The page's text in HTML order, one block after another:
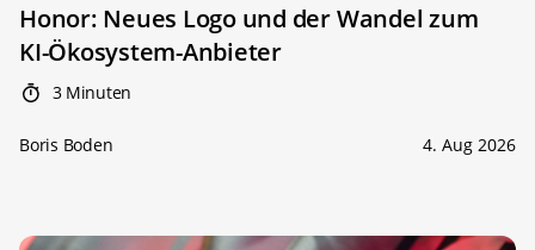
Honor: Neues Logo und der Wandel zum
KI-Ökosystem-Anbieter
3 Minuten
Boris Boden 4. Aug 2026